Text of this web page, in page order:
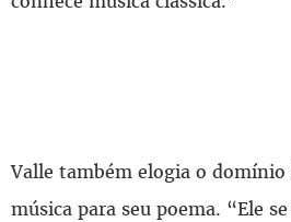
Valle também elogia o domínio
música para seu poema. “Ele